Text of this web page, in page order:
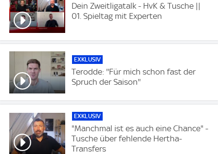
Dein Zweitligatalk - HvK & Tusche ||
01. Spieltag mit Experten
EXKLUSIV
Terodde: ''Für mich schon fast der
Spruch der Saison''
EXKLUSIV
"Manchmal ist es auch eine Chance" -
Tusche über fehlende Hertha-
Transfers